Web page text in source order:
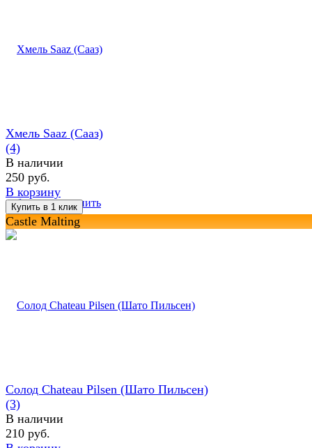
избранное сравнить
Хмель Saaz (Сааз)
(4)
В наличии
250 руб.
В корзину
Castle Malting
Солод Chateau Pilsen (Шато Пильсен)
(3)
В наличии
210 руб.